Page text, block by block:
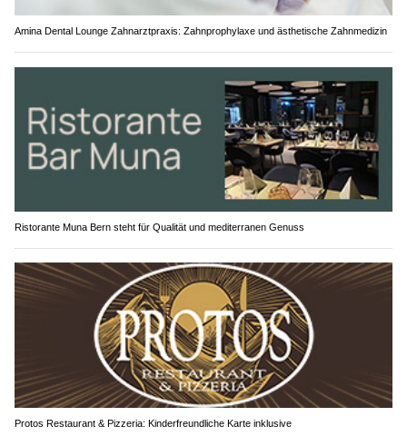
Amina Dental Lounge Zahnarztpraxis: Zahnprophylaxe und ästhetische Zahnmedizin
Ristorante Muna Bern steht für Qualität und mediterranen Genuss
Protos Restaurant & Pizzeria: Kinderfreundliche Karte inklusive